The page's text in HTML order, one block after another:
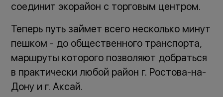
соединит экорайон с торговым центром.
Теперь путь займет всего несколько минут
пешком - до общественного транспорта,
маршруты которого позволяют добраться
в практически любой район г. Ростова-на-
Дону и г. Аксай.